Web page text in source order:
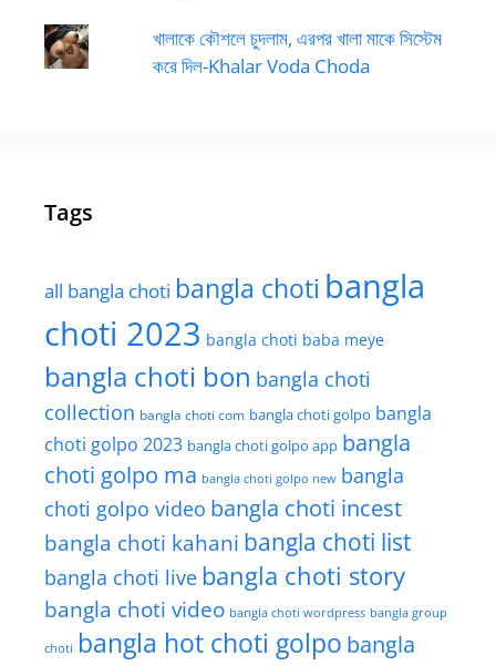
খালাকে কৌশলে চুদলাম, এরপর খালা মাকে সিস্টেম
করে দিল-Khalar Voda Choda
Tags
all bangla choti bangla choti bangla
choti 2023 bangla choti baba meye
bangla choti bon bangla choti
collection bangla choti com bangla choti golpo bangla
choti golpo 2023 bangla choti golpo app bangla
choti golpo ma bangla choti golpo new bangla
choti golpo video bangla choti incest
bangla choti kahani bangla choti list
bangla choti live bangla choti story
bangla choti video bangla choti wordpress bangla group
choti bangla hot choti golpo bangla